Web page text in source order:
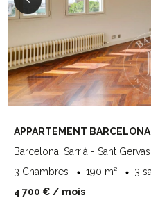
APPARTEMENT BARCELONA
Barcelona, Sarrià - Sant Gervasi
3 Chambres
190 m²
3
4 700 € / mois